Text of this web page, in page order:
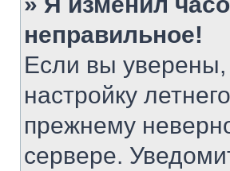
неправильное!
Если вы уверены,
настройку
прежнему
сервере.